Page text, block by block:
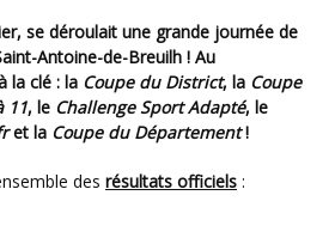
se déroulait une grande journée de
Antoine-de-Breuilh ! Au
la clé : la Coupe du District, la Coupe
11, le Challenge Sport Adapté, le
et la Coupe du Département!
des résultats officiels :